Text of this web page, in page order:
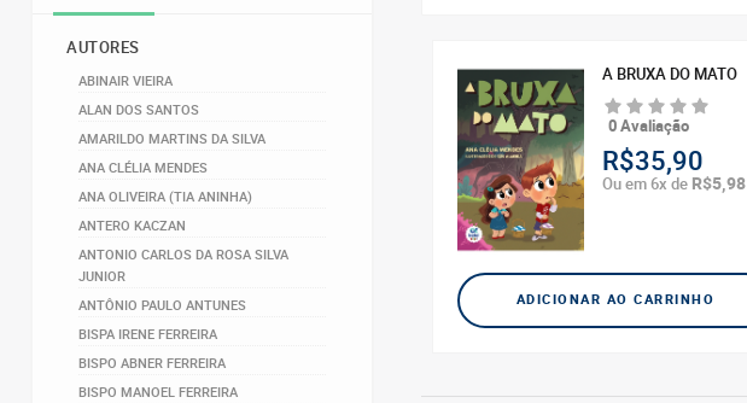
AUTORES
ABINAIR VIEIRA
ALAN DOS SANTOS
AMARILDO MARTINS DA SILVA
ANA CLÉLIA MENDES
ANA OLIVEIRA (TIA ANINHA)
ANTERO KACZAN
ANTONIO CARLOS DA ROSA SILVA
JUNIOR
ANTÔNIO PAULO ANTUNES
BISPA IRENE FERREIRA
BISPO ABNER FERREIRA
BISPO MANOEL FERREIRA
A BRUXA DO MATO
0 Avaliação
R$35,90
Ou em 6x de R$5,98
ADICIONAR AO CARRINHO